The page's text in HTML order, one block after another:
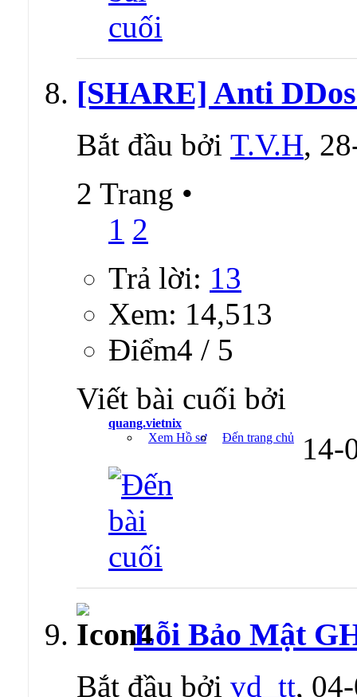
[SHARE] Anti
Bắt đầu bởi T.V.H,
2 Trang •
1 2
Trả lời: 13
Xem: 14,513
Ðiểm4 / 5
Viết bài cuối bởi
quang.vietnix
Xem Hồ sơ
Đến trang chủ 14-
Lỗi Bảo Mật
Bắt đầu bởi vd_tt,